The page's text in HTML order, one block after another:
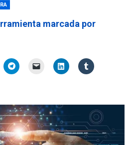
marcada por